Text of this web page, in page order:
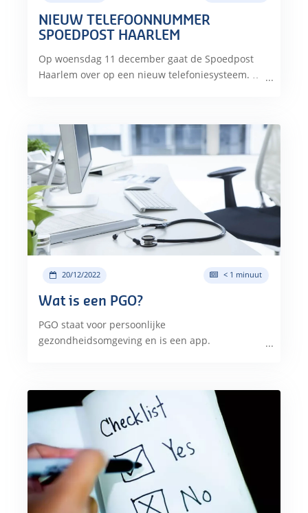
NIEUW TELEFOONNUMMER
SPOEDPOST HAARLEM
Op woensdag 11 december gaat de Spoedpost
Haarlem over op een nieuw telefoniesysteem. …
< 1 minuut
20/12/2022
Wat is een PGO?
PGO staat voor persoonlijke
gezondheidsomgeving en is een app.